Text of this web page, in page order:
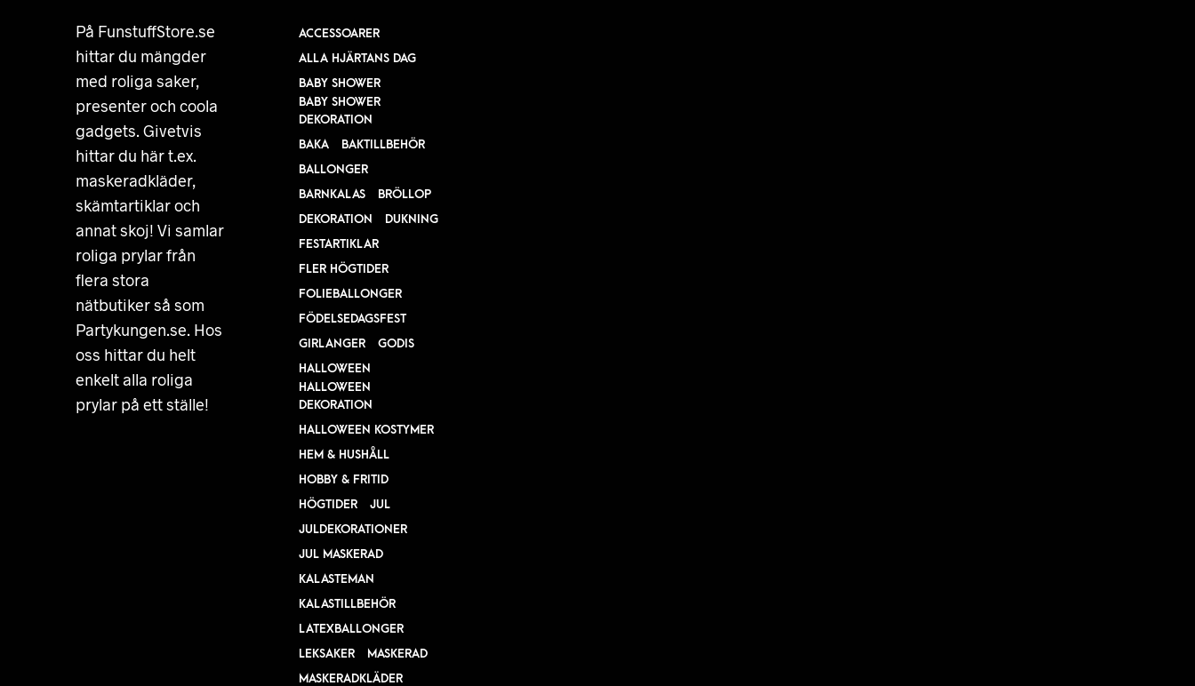
På FunstuffStore.se
hittar du mängder
med roliga saker,
presenter och coola
gadgets. Givetvis
hittar du här t.ex.
maskeradkläder,
skämtartiklar och
annat skoj! Vi samlar
roliga prylar från
flera stora
nätbutiker så som
Partykungen.se. Hos
oss hittar du helt
enkelt alla roliga
prylar på ett ställe!
ACCESSOARER
ALLA HJÄRTANS DAG
BABY SHOWER
BABY SHOWER
DEKORATION
BAKA
BAKTILLBEHÖR
BALLONGER
BARNKALAS
BRÖLLOP
DEKORATION
DUKNING
FESTARTIKLAR
FLER HÖGTIDER
FOLIEBALLONGER
FÖDELSEDAGSFEST
GIRLANGER
GODIS
HALLOWEEN
HALLOWEEN
DEKORATION
HALLOWEEN KOSTYMER
HEM & HUSHÅLL
HOBBY & FRITID
HÖGTIDER
JUL
JULDEKORATIONER
JUL MASKERAD
KALASTEMAN
KALASTILLBEHÖR
LATEXBALLONGER
LEKSAKER
MASKERAD
MASKERADKLÄDER